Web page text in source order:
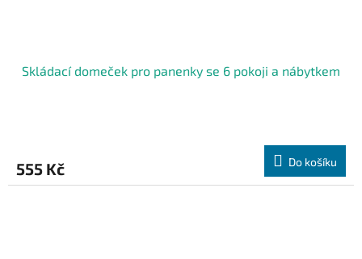
Skládací domeček pro panenky se 6 pokoji a nábytkem
555 Kč Do košíku